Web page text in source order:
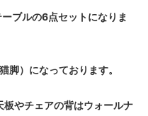
ブルの6点セットになりま
脚）になっております。
やチェアの背はウォールナ